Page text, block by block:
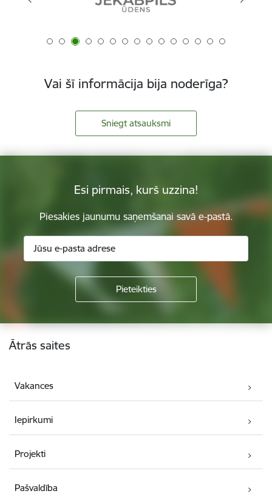
Vai šī informācija bija noderīga?
Sniegt atsauksmi
Esi pirmais, kurš uzzina!
Piesakies jaunumu saņemšanai savā e-pastā.
Kājene
Ātrās saites
Vakances
Iepirkumi
Projekti
Pašvaldība